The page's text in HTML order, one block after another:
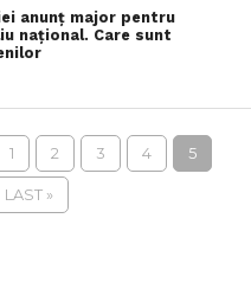
anunț major pentru
național. Care sunt
1 2 3 4 5
LAST »